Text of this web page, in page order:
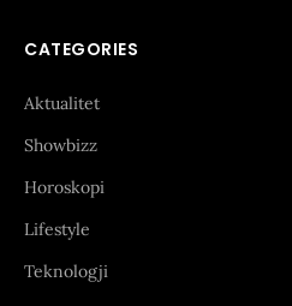
CATEGORIES
Aktualitet
Showbizz
Horoskopi
Lifestyle
Teknologji